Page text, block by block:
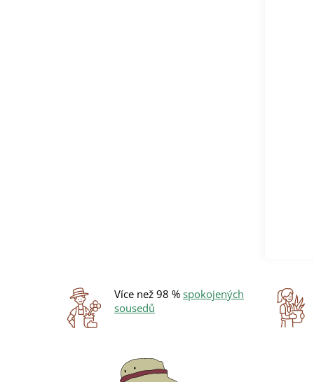
Více než 98 % spokojených
sousedů